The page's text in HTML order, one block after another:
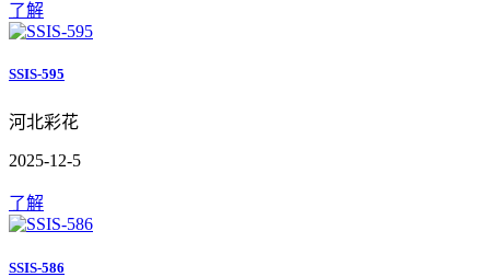
了解
SSIS-595
河北彩花
2025-12-5
了解
SSIS-586